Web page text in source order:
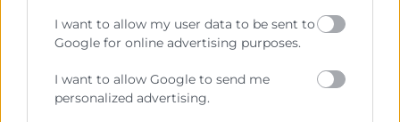
I want to allow my user data to be sent to
Google for online advertising purposes.
I want to allow Google to send me
personalized advertising.
Ejercitar las competencias de carácter público
previstas en la Ley, o que puedan encomendar y
delegar las Administraciones Públicas.